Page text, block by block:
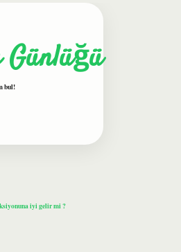
Günlüğü
bul!
iyi gelir mi ?